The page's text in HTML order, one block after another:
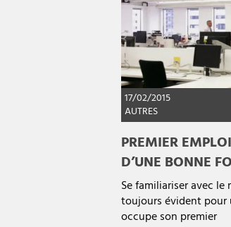
17/02/2015
AUTRES
PREMIER
D’UNE BONNE
Se familiariser avec le
toujours évident
occupe son premier